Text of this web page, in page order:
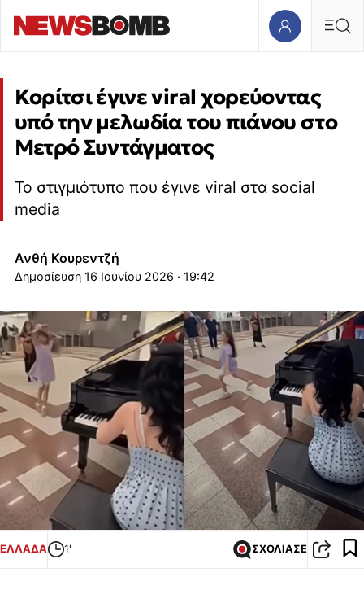
Kορίτσι έγινε viral χορεύοντας
υπό την μελωδία του πιάνου στο
Μετρό Συντάγματος
Το στιγμιότυπο που έγινε viral στα social
media
Ανθή Κουρεντζή
16 Ιουνίου 2026 · 19:42
ΕΛΛΑΔΑ 1' ΣΧΟΛΙΑΣΕ